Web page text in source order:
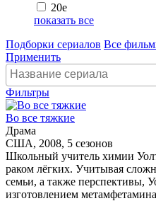
20e
показать все
Подборки сериалов Все
Применить
Фильтры
Во все тяжкие
Драма
США, 2008, 5 сезонов
Школьный учитель химии
раком лёгких. Учитывая
семьи, а также перспективы,
изготовлением